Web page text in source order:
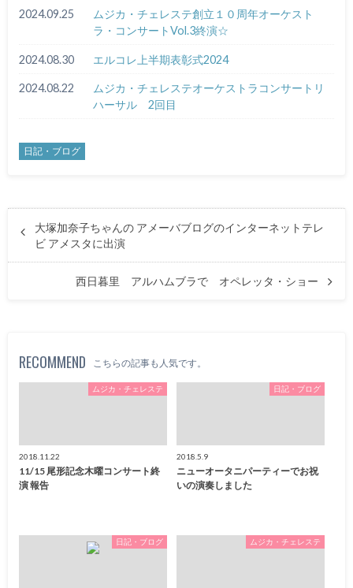
2024.09.25
ムジカ・チェレステ創立１０周年オーケスト
ラ・コンサートVol.3終演☆
2024.08.30 エルコレ上半期表彰式2024
2024.08.22
ムジカ・チェレステオーケストラコンサートリ
ハーサル 2回目
日記・ブログ
大塚加奈子ちゃんの アメーバブログのインターネットテレ
ビ アメスタに出演
西日暮里 アルハムブラで オペレッタ・ショー
RECOMMEND こちらの記事も人気です。
ムジカ・チェレステ
2018.11.22
11/15 尾形記念木曜コンサート終
演 報告
日記・ブログ
2018.5.9
ニューオータニパーティーでお祝
いの演奏しました
日記・ブログ ムジカ・チェレステ